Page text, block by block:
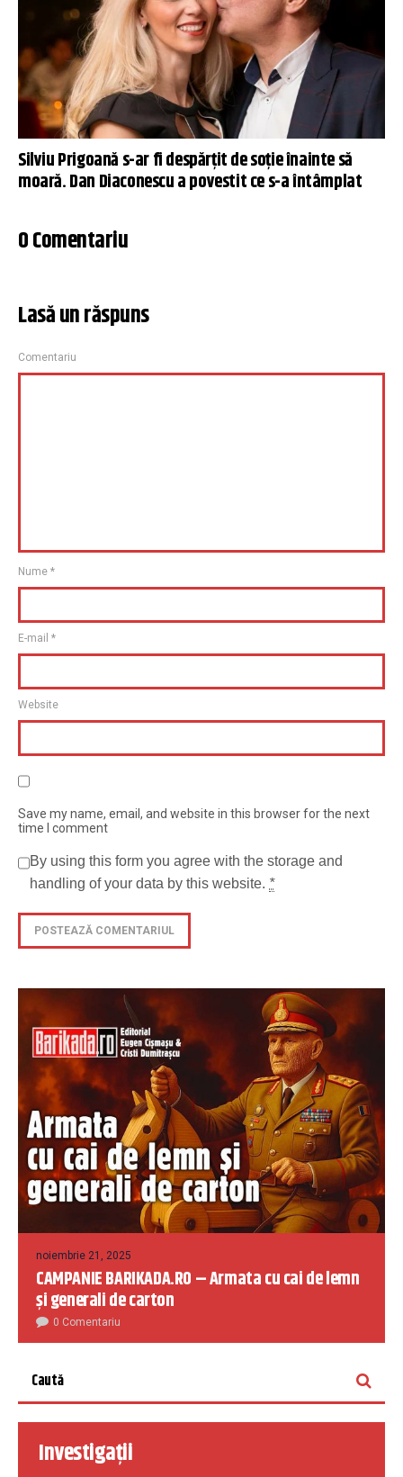
Silviu Prigoană s-ar fi despărțit de soție înainte să
moară. Dan Diaconescu a povestit ce s-a întâmplat
0 Comentariu
Lasă un răspuns
Comentariu
Nume *
E-mail *
Website
Save my name, email, and website in this browser for the next
time I comment
By using this form you agree with the storage and
handling of your data by this website. *
noiembrie 21, 2025
CAMPANIE BARIKADA.RO – Armata cu cai de lemn
și generali de carton
0 Comentariu
Investigații